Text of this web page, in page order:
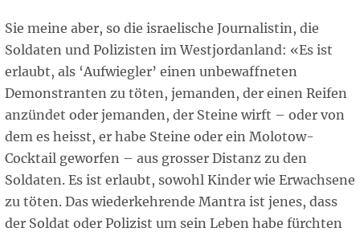
Sie meine aber, so die israelische Journalistin, die
Soldaten und Polizisten im Westjordanland: «Es ist
erlaubt, als ‘Aufwiegler’ einen unbewaffneten
Demonstranten zu töten, jemanden, der einen Reifen
anzündet oder jemanden, der Steine wirft – oder von
dem es heisst, er habe Steine oder ein Molotow-
Cocktail geworfen – aus grosser Distanz zu den
Soldaten. Es ist erlaubt, sowohl Kinder wie Erwachsene
zu töten. Das wiederkehrende Mantra ist jenes, dass
der Soldat oder Polizist um sein Leben habe fürchten